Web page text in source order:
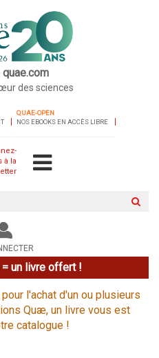
des sciences
QUAE-OPEN
NOS EBOOKS EN ACCÈS LIBRE
à la
le
site
un livre offert !
pour l'achat d'un ou plusieurs
Quæ, un livre vous est
catalogue !